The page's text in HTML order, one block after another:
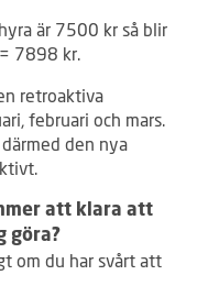
är 7500 kr så blir
7898 kr.
retroaktiva
februari och mars.
den nya
att klara att
göra?
om du har svårt att